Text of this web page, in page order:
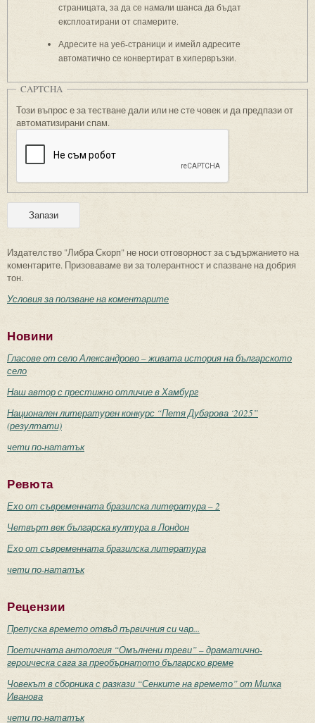
страницата, за да се намали шанса да бъдат
експлоатирани от спамерите.
Адресите на уеб-страници и имейл адресите
автоматично се конвертират в хипервръзки.
CAPTCHA
Този въпрос е за тестване дали или не сте човек и да предпази от
автоматизирани спам.
Издателство "Либра Скорп" не носи отговорност за съдържанието на
коментарите. Призоваваме ви за толерантност и спазване на добрия
тон.
Условия за ползване на коментарите
Новини
Гласове от село Александрово – живата история на българското
село
Наш автор с престижно отличие в Хамбург
Национален литературен конкурс “Петя Дубарова ‘2025”
(резултати)
чети по-нататък
Ревюта
Ехо от съвременната бразилска литература – 2
Четвърт век българска култура в Лондон
Ехо от съвременната бразилска литература
чети по-нататък
Рецензии
Препуска времето отвъд първичния си чар...
Поетичната антология “Омълнени треви” – драматично-
героическа сага за преобърнатото българско време
Човекът в сборника с разкази “Сенките на времето” от Милка
Иванова
чети по-нататък